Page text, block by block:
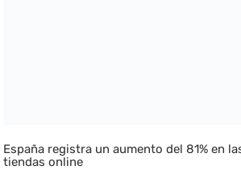
España registra un aumento del 81% en
tiendas online